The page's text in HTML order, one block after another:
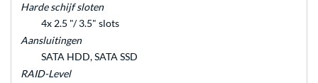
Harde schijf sloten
4x 2.5 "/ 3.5" slots
Aansluitingen
SATA HDD, SATA SSD
RAID-Level